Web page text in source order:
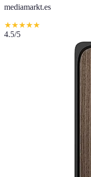
mediamarkt.es
★★★★★
4.5/5